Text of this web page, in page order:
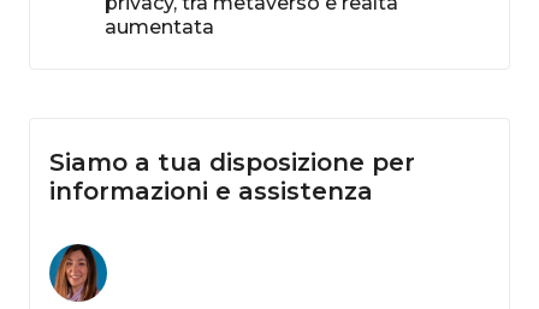
aumentata
Siamo a tua disposizione per
informazioni e assistenza